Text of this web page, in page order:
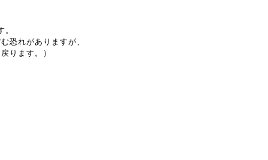
恐れがありますが、
ります。）